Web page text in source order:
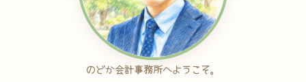
のどか会計事務所へようこそ。